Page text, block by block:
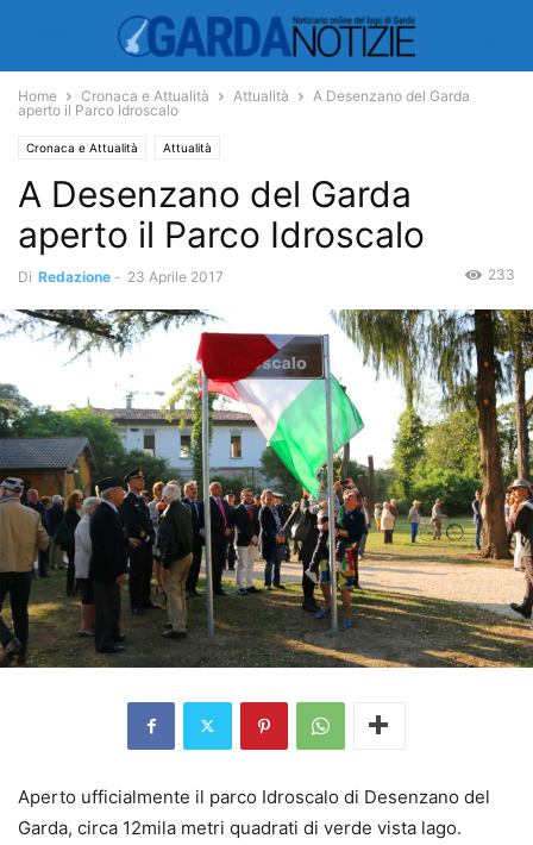
Home Cronaca e Attualità Attualità
A Desenzano del Garda
aperto il Parco Idroscalo
Cronaca e Attualità Attualità
A Desenzano del Garda
aperto il Parco Idroscalo
Di Redazione - 23 Aprile 2017 233
Aperto ufficialmente il parco Idroscalo di Desenzano del
Garda, circa 12mila metri quadrati di verde vista lago.